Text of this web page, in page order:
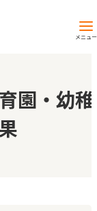
メニュー
園・幼稚